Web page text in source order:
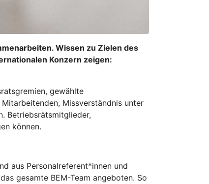
Wissen zu Zielen des
Konzern zeigen:
gewählte
Missverständnis unter
Betriebsrätsmitglieder,
können.
aus Personalreferent*innen und
gesamte BEM-Team angeboten. So